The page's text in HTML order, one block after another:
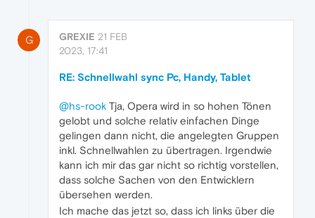
G GREXIE 21 FEB
2023, 17:41
RE: Schnellwahl sync Pc, Handy, Tablet
@hs-rook Tja, Opera wird in so hohen Tönen
gelobt und solche relativ einfachen Dinge
gelingen dann nicht, die angelegten Gruppen
inkl. Schnellwahlen zu übertragen. Irgendwie
kann ich mir das gar nicht so richtig vorstellen,
dass solche Sachen von den Entwicklern
übersehen werden.
Ich mache das jetzt so, dass ich links über die